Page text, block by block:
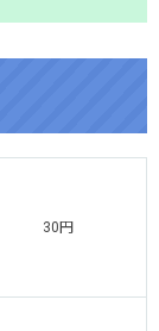
30円